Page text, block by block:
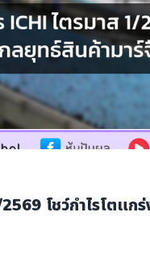
โชว์กำไรโตแ